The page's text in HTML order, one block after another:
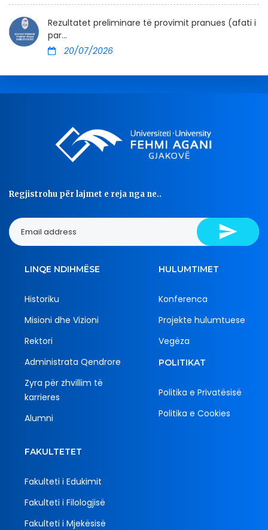
Rezultatet preliminare të provimit pranues (afati i
par...
20/07/2026
Regjistrohu për lajmet e reja nga ne..
LINQE NDIHMËSE
Historiku
Misioni dhe Vizioni
Rektori
Administrata Qendrore
Zyra për zhvillim të
karrieres
Alumni
HULUMTIMET
Konferenca
Projekte hulumtuese
Vegëza
POLITIKAT
Politika e Privatësisë
Politika e Cookies
FAKULTETET
Fakulteti i Edukimit
Fakulteti i Filologjisë
Fakulteti i Mjekësisë